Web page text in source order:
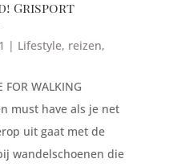
Grisport
| Lifestyle, reizen,
FOR WALKING
must have als je net
uit gaat met de
wandelschoenen die